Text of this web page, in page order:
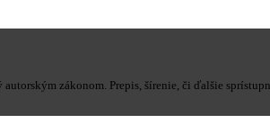
zákonom. Prepis, šírenie, či ďalšie